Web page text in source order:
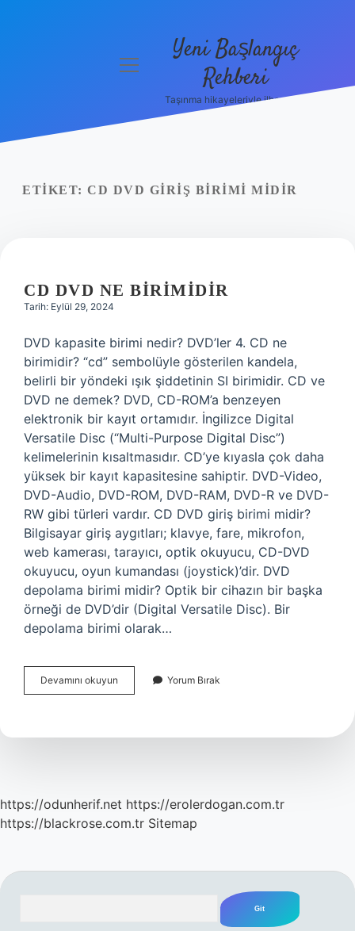
Politikası
menüyü
Yeni Başlangıç
Rehberi
Taşınma hikayeleriyle ilham bul!
ETIKET: CD DVD GIRIŞ BIRIMI MIDIR
CD DVD NE BIRIMIDIR
Tarih: Eylül 29, 2024
DVD kapasite birimi nedir? DVD’ler 4. CD ne
birimidir? “cd” sembolüyle gösterilen kandela,
belirli bir yöndeki ışık şiddetinin SI birimidir. CD ve
DVD ne demek? DVD, CD-ROM’a benzeyen
elektronik bir kayıt ortamıdır. İngilizce Digital
Versatile Disc (“Multi-Purpose Digital Disc”)
kelimelerinin kısaltmasıdır. CD’ye kıyasla çok daha
yüksek bir kayıt kapasitesine sahiptir. DVD-Video,
DVD-Audio, DVD-ROM, DVD-RAM, DVD-R ve DVD-
RW gibi türleri vardır. CD DVD giriş birimi midir?
Bilgisayar giriş aygıtları; klavye, fare, mikrofon,
web kamerası, tarayıcı, optik okuyucu, CD-DVD
okuyucu, oyun kumandası (joystick)’dir. DVD
depolama birimi midir? Optik bir cihazın bir başka
örneği de DVD’dir (Digital Versatile Disc). Bir
depolama birimi olarak…
Devamını okuyun
Dvd
Yorum Bırak
https://odunherif.net https://erolerdogan.com.tr
https://blackrose.com.tr Sitemap